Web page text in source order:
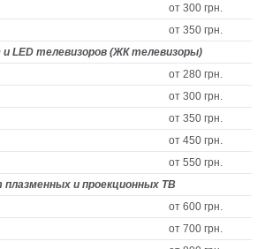
от 300 грн.
от 350 грн.
LED телевизоров (ЖК телевизоры)
от 280 грн.
от 300 грн.
от 350 грн.
от 450 грн.
от 550 грн.
и проекционных ТВ
от 600 грн.
от 700 грн.